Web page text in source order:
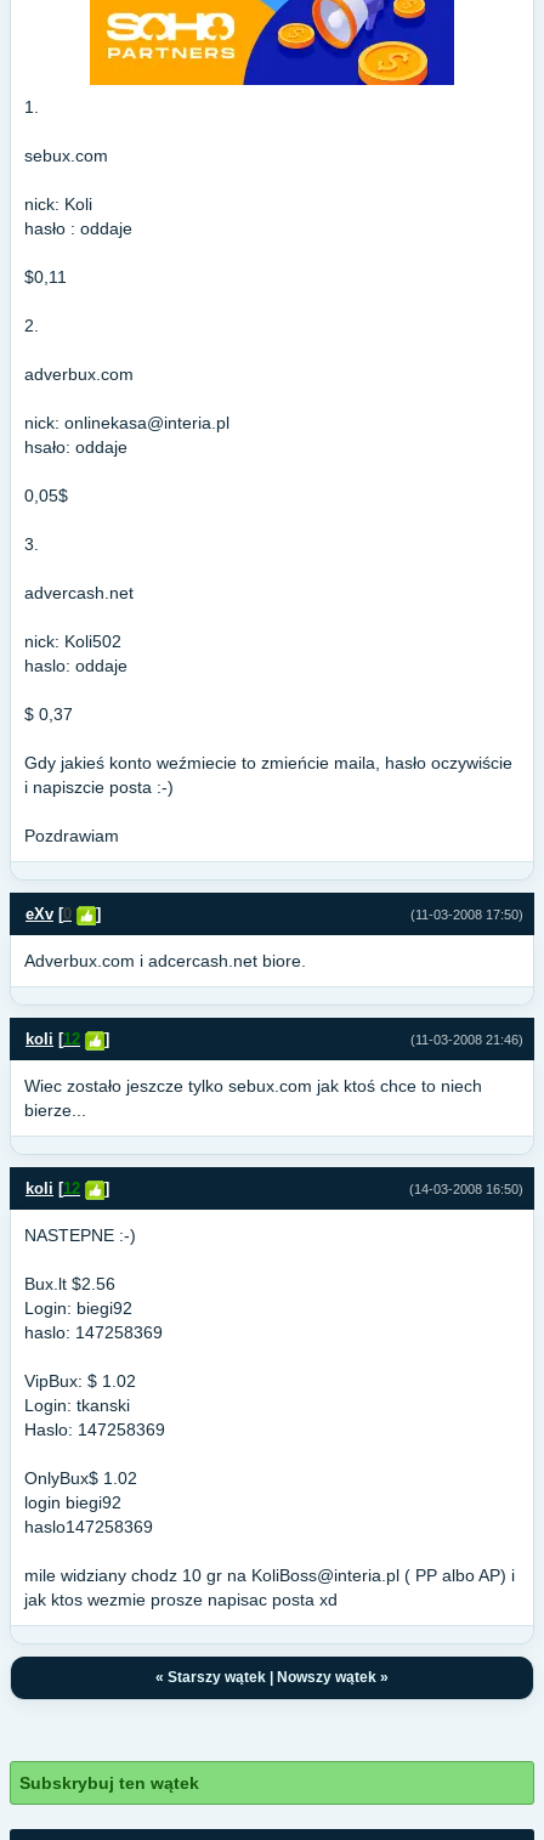
1.
sebux.com
nick: Koli
hasło : oddaje
$0,11
2.
adverbux.com
nick: onlinekasa@interia.pl
hsało: oddaje
0,05$
3.
advercash.net
nick: Koli502
haslo: oddaje
$ 0,37
Gdy jakieś konto weźmiecie to zmieńcie maila, hasło oczywiście
i napiszcie posta :-)
Pozdrawiam
(11-03-2008 17:50)
eXv [0 ]
Adverbux.com i adcercash.net biore.
(11-03-2008 21:46)
koli [12 ]
Wiec zostało jeszcze tylko sebux.com jak ktoś chce to niech
bierze...
(14-03-2008 16:50)
koli [12 ]
NASTEPNE :-)
Bux.lt $2.56
Login: biegi92
haslo: 147258369
VipBux: $ 1.02
Login: tkanski
Haslo: 147258369
OnlyBux$ 1.02
login biegi92
haslo147258369
mile widziany chodz 10 gr na KoliBoss@interia.pl ( PP albo AP) i
jak ktos wezmie prosze napisac posta xd
« Starszy wątek Nowszy wątek »
Subskrybuj ten wątek